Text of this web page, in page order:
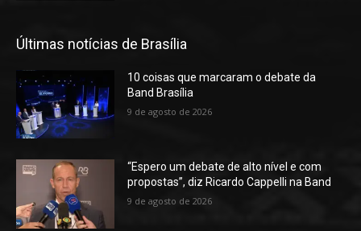
Últimas notícias de Brasília
10 coisas que marcaram o debate da
Band Brasília
9 de agosto de 2026
“Espero um debate de alto nível e com
propostas”, diz Ricardo Cappelli na Band
9 de agosto de 2026